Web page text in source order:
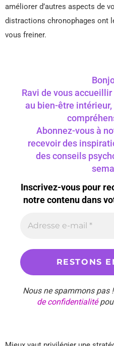
améliorer d’autres aspects de
distractions chronophages ont
vous freiner.
Ravi de vous
au bien-être
Abonnez-vous à
recevoir des
des conseils
Inscrivez-vous pour
notre contenu dans
Nous ne spammons pas
de confidentialité